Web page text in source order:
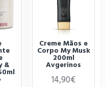
&
Creme Mãos e
Corpo My Musk
200ml
Avgerinos
14,90€